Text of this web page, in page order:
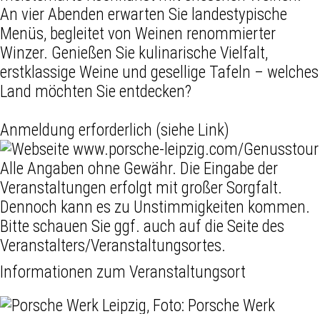
An vier Abenden erwarten Sie landestypische
Menüs, begleitet von Weinen renommierter
Winzer. Genießen Sie kulinarische Vielfalt,
erstklassige Weine und gesellige Tafeln – welches
Land möchten Sie entdecken?
Anmeldung erforderlich (siehe Link)
www.porsche-leipzig.com/Genusstour
Alle Angaben ohne Gewähr. Die Eingabe der
Veranstaltungen erfolgt mit großer Sorgfalt.
Dennoch kann es zu Unstimmigkeiten kommen.
Bitte schauen Sie ggf. auch auf die Seite des
Veranstalters/Veranstaltungsortes.
Informationen zum Veranstaltungsort